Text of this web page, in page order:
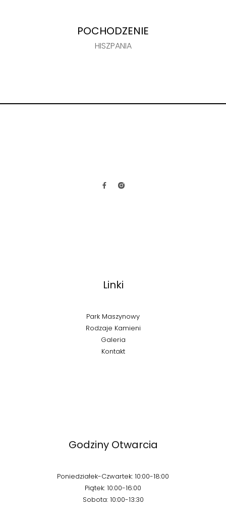
POCHODZENIE
HISZPANIA
Linki
Park Maszynowy
Rodzaje Kamieni
Galeria
Kontakt
Godziny Otwarcia
Poniedziałek-Czwartek: 10:00-18:00
Piątek: 10:00-16:00
Sobota: 10:00-13:30